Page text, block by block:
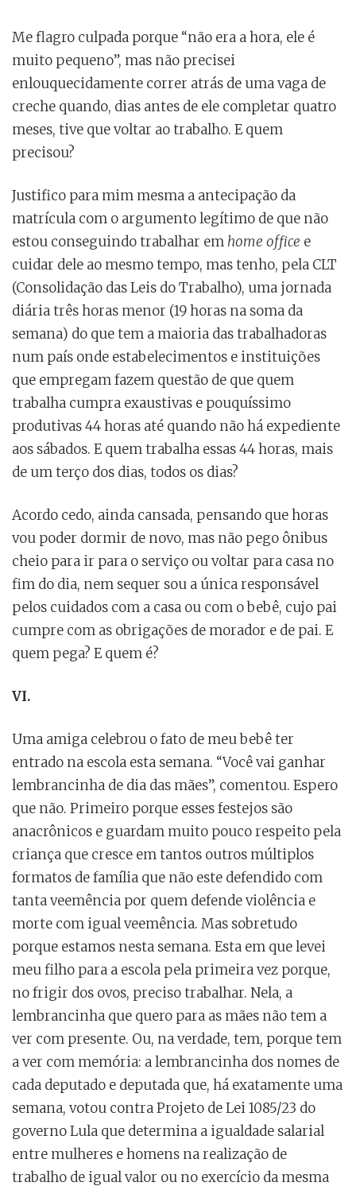
Me flagro culpada porque “não era a hora, ele é
muito pequeno”, mas não precisei
enlouquecidamente correr atrás de uma vaga de
creche quando, dias antes de ele completar quatro
meses, tive que voltar ao trabalho. E quem
precisou?
Justifico para mim mesma a antecipação da
matrícula com o argumento legítimo de que não
estou conseguindo trabalhar em home office e
cuidar dele ao mesmo tempo, mas tenho, pela CLT
(Consolidação das Leis do Trabalho), uma jornada
diária três horas menor (19 horas na soma da
semana) do que tem a maioria das trabalhadoras
num país onde estabelecimentos e instituições
que empregam fazem questão de que quem
trabalha cumpra exaustivas e pouquíssimo
produtivas 44 horas até quando não há expediente
aos sábados. E quem trabalha essas 44 horas, mais
de um terço dos dias, todos os dias?
Acordo cedo, ainda cansada, pensando que horas
vou poder dormir de novo, mas não pego ônibus
cheio para ir para o serviço ou voltar para casa no
fim do dia, nem sequer sou a única responsável
pelos cuidados com a casa ou com o bebê, cujo pai
cumpre com as obrigações de morador e de pai. E
quem pega? E quem é?
VI.
Uma amiga celebrou o fato de meu bebê ter
entrado na escola esta semana. “Você vai ganhar
lembrancinha de dia das mães”, comentou. Espero
que não. Primeiro porque esses festejos são
anacrônicos e guardam muito pouco respeito pela
criança que cresce em tantos outros múltiplos
formatos de família que não este defendido com
tanta veemência por quem defende violência e
morte com igual veemência. Mas sobretudo
porque estamos nesta semana. Esta em que levei
meu filho para a escola pela primeira vez porque,
no frigir dos ovos, preciso trabalhar. Nela, a
lembrancinha que quero para as mães não tem a
ver com presente. Ou, na verdade, tem, porque tem
a ver com memória: a lembrancinha dos nomes de
cada deputado e deputada que, há exatamente uma
semana, votou contra Projeto de Lei 1085/23 do
governo Lula que determina a igualdade salarial
entre mulheres e homens na realização de
trabalho de igual valor ou no exercício da mesma